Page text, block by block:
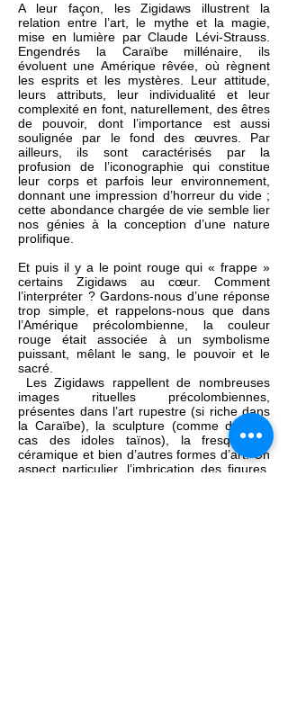
A leur façon, les Zigidaws illustrent la
relation entre l’art, le mythe et la magie,
mise en lumière par Claude Lévi-Strauss.
Engendrés la Caraïbe millénaire, ils
évoluent une Amérique rêvée, où règnent
les esprits et les mystères. Leur attitude,
leurs attributs, leur individualité et leur
complexité en font, naturellement, des êtres
de pouvoir, dont l’importance est aussi
soulignée par le fond des œuvres. Par
ailleurs, ils sont caractérisés par la
profusion de l’iconographie qui constitue
leur corps et parfois leur environnement,
donnant une impression d’horreur du vide ;
cette abondance chargée de vie semble lier
nos génies à la conception d’une nature
prolifique.
Et puis il y a le point rouge qui « frappe »
certains Zigidaws au cœur. Comment
l’interpréter ? Gardons-nous d’une réponse
trop simple, et rappelons-nous que dans
l’Amérique précolombienne, la couleur
rouge était associée à un symbolisme
puissant, mêlant le sang, le pouvoir et le
sacré.
Les Zigidaws rappellent de nombreuses
images rituelles précolombiennes,
présentes dans l’art rupestre (si riche dans
la Caraïbe), la sculpture (comme dans le
cas des idoles taïnos), la fresque, la
céramique et bien d’autres formes d’art. Un
aspect particulier, l’imbrication des figures,